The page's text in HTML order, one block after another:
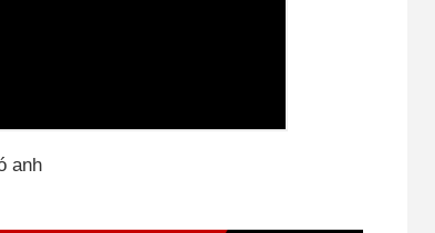
anh